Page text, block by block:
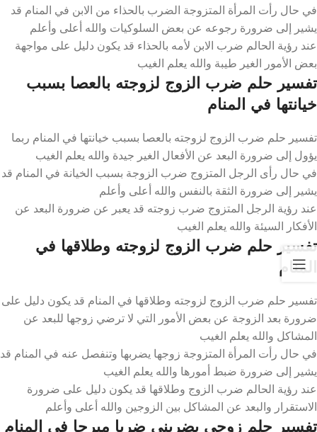
في حال رأت المرأة المتزوجة الضرب بالحذاء من الابن في المنام قد
يشير إلى ضرورة رجوعه عن بعض السلوكيات والله أعلى وأعلم
عند رؤية الحالم ضرب الابن لأمه بالحذاء قد يكون دليل على مواجهة
بعض الأمور الغير طيبة والله يعلم الغيب
تفسير حلم ضرب الزوج لزوجته بالعصا بسبب
خيانتها في المنام
تفسير حلم ضرب الزوج لزوجته بالعصا بسبب خيانتها في المنام ربما
يؤول إلى ضرورة البعد عن الأفعال الغير جيدة والله يعلم الغيب
في حال رأى الرجل المتزوج ضرب الزوجة بسبب الخيانة في المنام قد
يشير إلى ضرورة الثقة بالنفس والله أعلى وأعلم
عند رؤية الرجل المتزوج ضرب زوجته قد يعبر عن ضرورة البعد عن
الأفكار السيئة والله يعلم الغيب
تفسير حلم ضرب الزوج لزوجته وطلاقها في
المنام
تفسير حلم ضرب الزوج لزوجته وطلاقها في المنام قد يكون دليل على
ضرورة بعد الزوجة عن بعض الأمور التي لا ترضي زوجها للبعد عن
المشاكل والله يعلم الغيب
في حال رأت المرأة المتزوجة زوجها يضربها وتنفصل عنه في المنام قد
يشير إلى ضرورة ضبط أمورها والله يعلم الغيب
عند رؤية الحالم ضرب الزوج وطلاقها قد يكون دليل على ضرورة
الاستقرار والبعد عن المشاكل بين الزوجين والله أعلى وأعلم
تفسير حلم زوجي يضربني ضربا مبرحا في المنام